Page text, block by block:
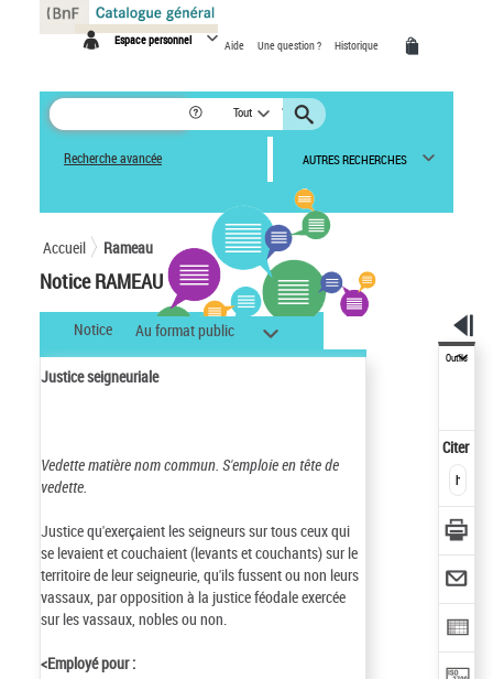
Espace personnel Aide Une question ? Historique
Tout
Recherche avancée AUTRES RECHERCHES
Accueil Rameau
Notice RAMEAU
Notice Au format public
Justice seigneuriale
Vedette matière nom commun. S'emploie en tête de
vedette.
Justice qu'exerçaient les seigneurs sur tous ceux qui
se levaient et couchaient (levants et couchants) sur le
territoire de leur seigneurie, qu'ils fussent ou non leurs
vassaux, par opposition à la justice féodale exercée
sur les vassaux, nobles ou non.
<Employé pour :
Outils
Citer
Panneau de gestion des cookies